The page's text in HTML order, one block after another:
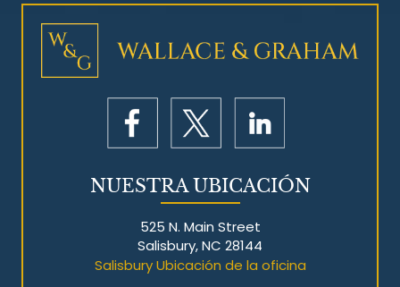
NUESTRA UBICACIÓN
525 N. Main Street
Salisbury, NC 28144
Salisbury Ubicación de la oficina